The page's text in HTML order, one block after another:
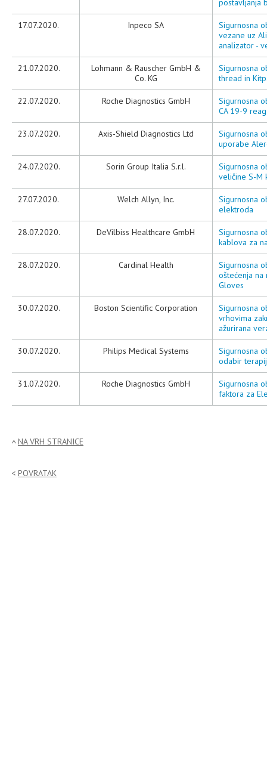
postavljanja
17.07.2020. Inpeco SA
Sigurnosna
vezane uz
analizator -
21.07.2020.
Lohmann & Rauscher GmbH &
Co. KG
Sigurnosna
thread in
22.07.2020. Roche Diagnostics GmbH
Sigurnosna
CA 19-9
23.07.2020. Axis-Shield Diagnostics Ltd
Sigurnosna
uporabe
24.07.2020. Sorin Group Italia S.r.l.
Sigurnosna
veličine S-M
27.07.2020. Welch Allyn, Inc.
Sigurnosna
elektroda
28.07.2020. DeVilbiss Healthcare GmbH
Sigurnosna
kablova za
28.07.2020. Cardinal Health
Sigurnosna
oštećenja na
Gloves
30.07.2020. Boston Scientific Corporation
Sigurnosna
vrhovima
ažurirana
30.07.2020. Philips Medical Systems
Sigurnosna
odabir
31.07.2020. Roche Diagnostics GmbH
Sigurnosna
faktora za
NA VRH STRANICE
POVRATAK